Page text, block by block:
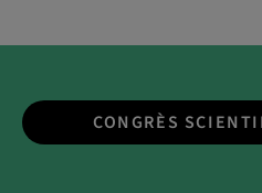
CONGRÈS